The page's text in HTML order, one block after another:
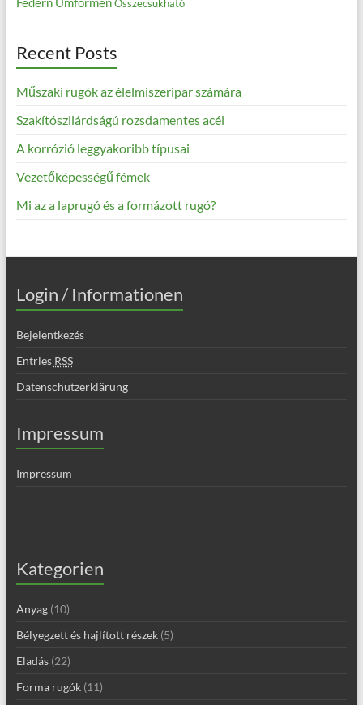
Összecsukható
Recent Posts
Műszaki rugók az élelmiszeripar számára
Szakítószilárdságú rozsdamentes acél
A korrózió leggyakoribb típusai
Vezetőképességű fémek
Mi az a laprugó és a formázott rugó?
Login / Informationen
Bejelentkezés
Entries RSS
Datenschutzerklärung
Impressum
Impressum
Kategorien
Anyag(10)
Bélyegzett és hajlított részek(5)
Eladás(22)
Forma rugók(11)